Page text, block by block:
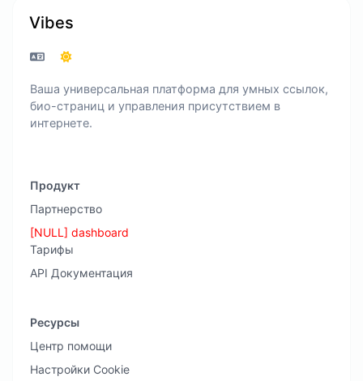
Vibes
Ваша универсальная платформа для умных ссылок,
био-страниц и управления присутствием в
интернете.
Продукт
Партнерство
[NULL] dashboard
Тарифы
API Документация
Ресурсы
Центр помощи
Настройки Cookie